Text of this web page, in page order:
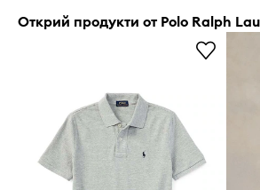
Открий продукти от Polo Ralph